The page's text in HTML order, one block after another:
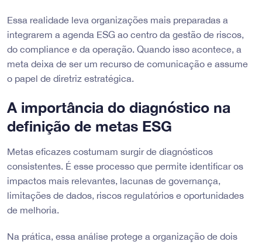
Essa realidade leva organizações mais preparadas a
integrarem a agenda ESG ao centro da gestão de riscos,
do compliance e da operação. Quando isso acontece, a
meta deixa de ser um recurso de comunicação e assume
o papel de diretriz estratégica.
A importância do diagnóstico na
definição de metas ESG
Metas eficazes costumam surgir de diagnósticos
consistentes. É esse processo que permite identificar os
impactos mais relevantes, lacunas de governança,
limitações de dados, riscos regulatórios e oportunidades
de melhoria.
Na prática, essa análise protege a organização de dois